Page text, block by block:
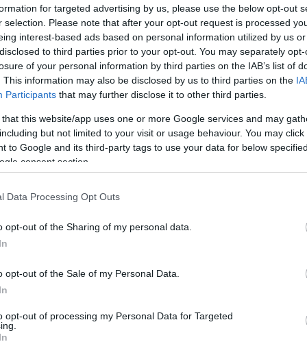
for targeted advertising by us, please use the below opt-out
selection. Please note that after your opt-out request is processed
interest-based ads based on personal information utilized by us
to third parties prior to your opt-out. You may separately
of your personal information by third parties on the IAB’s list of
This information may also be disclosed by us to third parties on the
Participants that may further disclose it to other third parties.
that this website/app uses one or more Google services and may
but not limited to your visit or usage behaviour. You may
to Google and its third-party tags to use your data for below
consent section.
Data Processing Opt Outs
opt-out of the Sharing of my personal data.
opt-out of the Sale of my Personal Data.
opt-out of processing my Personal Data for Targeted
nap alatt egymillió műanyag zacskó fogy.
közt szerepel, hogy a 2014-es
kellene az egyszer használatos
egyre több tagállam lép fel törvényi
egy Fülöp-szigetek partjaihoz
a gyomrába került töménytelen
De nem kell messzi tengerekre utazni
szabad, hogy az óceánok
hazai élővizek ugyanúgy tele vannak
hulladék pedig mikroműanyagként köszön
helyett
megoldás, de ez inkább halottnak a
de ennél radikálisabb megoldásokra van
használjunk ennyi műanyagot. Már az is
tesszük az árut, de sajnos egy
kezdenek elterjedni az úgynevezett